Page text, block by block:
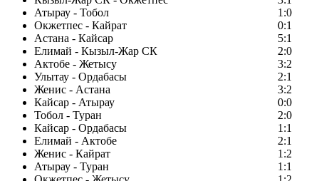
Атырау - Тобол
1:0
Окжетпес - Кайрат
0:1
Астана - Кайсар
5:1
Елимай - Кызыл-Жар СК
2:0
Актобе - Жетысу
3:2
Улытау - Ордабасы
2:1
Женис - Астана
3:2
Кайсар - Атырау
0:0
Тобол - Туран
2:0
Кайсар - Ордабасы
1:1
Елимай - Актобе
2:1
Женис - Кайрат
1:2
Атырау - Туран
1:1